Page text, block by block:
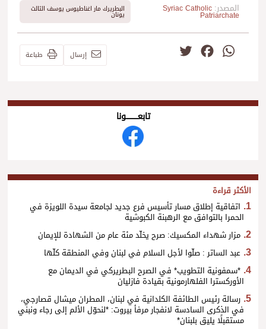
المصدر: Syriac Catholic
Patriarchate
البطريرك مار اغناطيوس يوسف الثالث
يونان
WhatsApp
Facebook إرسال طباعة
تابعــــــــــونا
الأكثر قراءة
اتفاقية إطلاق مسار تأسيس فرع جديد لجامعة سيدة اللويزة في
الحمرا بالتوافق مع الرهبنة الكبوشية
مزار شهداء المكسيك: صرح يخلّد مئة عام من الشهادة للإيمان
عبد الساتر : صلّوا لأجل السلام في لبنان وفي المنطقة كلّها
*سمفونية التطويب* في الصرح البطريركي في الديمان مع
الأوركسترا الفلهارمونية بقيادة فازليان
رسالة رئيس الطائفة الكلدانية في لبنان، المطران ميشال قصارجي،
في الذكرى السادسة لانفجار مرفأ بيروت: *لنحوّل الألم إلى رجاء ونبني
مستقبلًا يليق بلبنان*